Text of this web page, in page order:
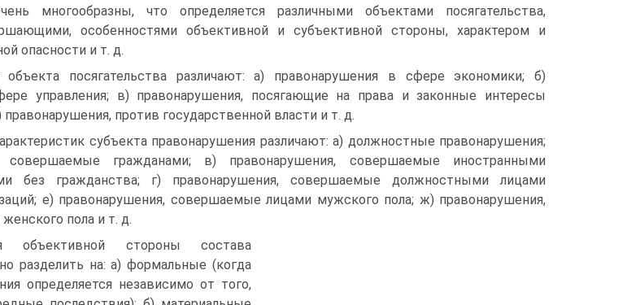
многообразны, что определяется различными объектами посягательства,
особенностями объективной и субъективной стороны, характером и
опасности и т. д.
посягательства различают: а) правонарушения в сфере экономики; б)
управления; в) правонарушения, посягающие на права и законные интересы
правонарушения, против государственной власти и т. д.
субъекта правонарушения различают: а) должностные правонарушения;
совершаемые гражданами; в) правонарушения, совершаемые иностранными
без гражданства; г) правонарушения, совершаемые должностными лицами
е) правонарушения, совершаемые лицами мужского пола; ж) правонарушения,
пола и т. д.
стороны состава
разделить на: а) формальные (когда
определяется независимо от того,